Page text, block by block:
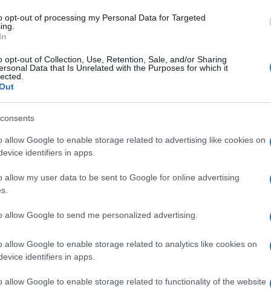
opt-out of processing my Personal Data for Targeted
opt-out of Collection, Use, Retention, Sale, and/or Sharing
Data that Is Unrelated with the Purposes for which it
allow Google to enable storage related to advertising like cookies on
identifiers in apps.
allow my user data to be sent to Google for online advertising
allow Google to send me personalized advertising.
allow Google to enable storage related to analytics like cookies on
identifiers in apps.
allow Google to enable storage related to functionality of the website
ilMein Kampfpuò dare. Cito delle frasi
sto affermando: “
corpo delle altre nazioni.”
che sostengono
esistano “parassitando” una nazione
prima? E ancora: “La sua diffusione nel
sta sempre cercando cibo fresco per la sua
rapace dello stato di Israele verso i
che Hitler era così in amicizia con il
religiosa palestinese.
memoria frasi come queste tratte dal
giovamento e risulterebbero molto più
torma di straccioni a cui somigliano
Ma non è finita. C’è altro materiale da